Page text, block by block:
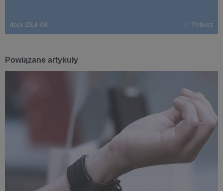
docx 28,4 KB Pobierz
Powiązane artykuły